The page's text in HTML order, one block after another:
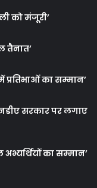
को मंजूरी’
तैनात’
का सम्मान’
सरकार पर लगाए
का सम्मान’